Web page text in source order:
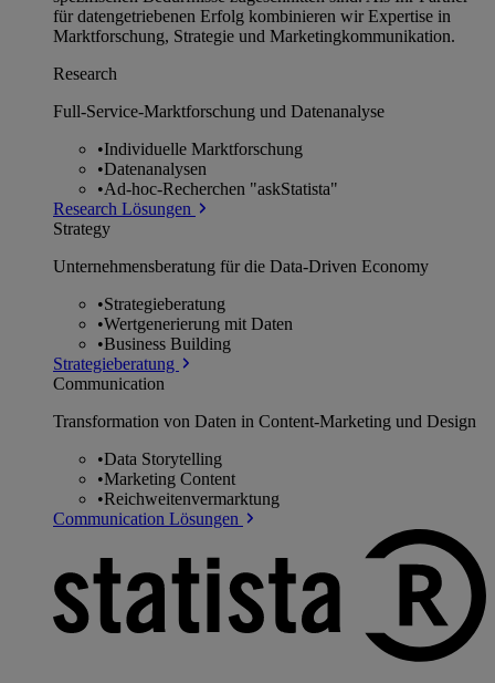
für datengetriebenen Erfolg kombinieren wir Expertise in
Marktforschung, Strategie und Marketingkommunikation.
Research
Full-Service-Marktforschung und Datenanalyse
•Individuelle Marktforschung
•Datenanalysen
•Ad-hoc-Recherchen "askStatista"
Research Lösungen
Strategy
Unternehmens­beratung für die Data-Driven Economy
•Strategieberatung
•Wertgenerierung mit Daten
•Business Building
Strategieberatung
Communication
Transformation von Daten in Content-Marketing und Design
•Data Storytelling
•Marketing Content
•Reichweitenvermarktung
Communication Lösungen